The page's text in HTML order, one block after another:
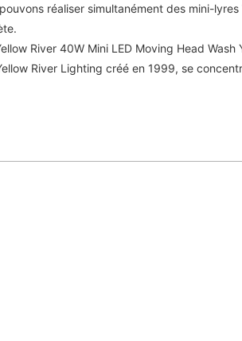
réaliser simultanément des mini-lyres
River 40W Mini LED Moving Head Wash
River Lighting créé en 1999, se